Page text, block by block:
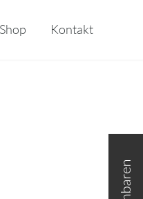
Shop Kontakt
Area